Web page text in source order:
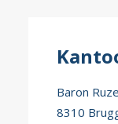
Baron
8310